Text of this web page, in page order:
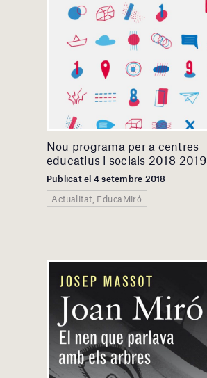
Nou programa per a centres
educatius i socials 2018-2019
Publicat el 4 setembre 2018
Actualitat, EducaMiró